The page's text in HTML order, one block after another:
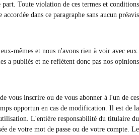
L'utilisation commerciale ou l'utilisation au
est fourni à titre informatif uniquement. Les
Les
connexes qui peuvent être
connexes, vous acceptez de fournir
utilisateur du site - seul - de conserver les
qui se produisent à l'aide de son mot